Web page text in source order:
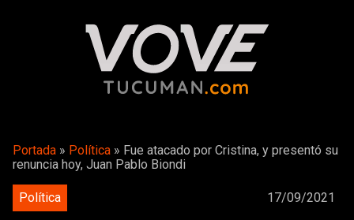
Portada » Política » Fue atacado por Cristina, y presentó su
renuncia hoy, Juan Pablo Biondi
Política 17/09/2021